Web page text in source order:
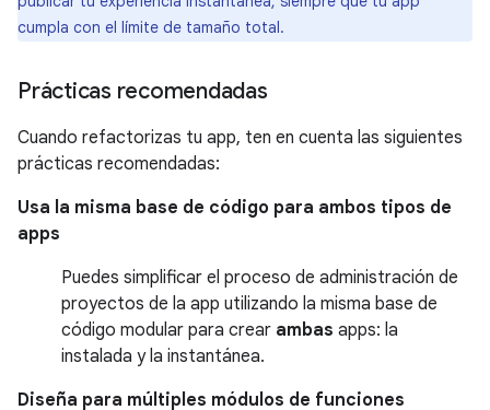
cumpla con el límite de tamaño total.
Prácticas recomendadas
Cuando refactorizas tu app, ten en cuenta las siguientes
prácticas recomendadas:
Usa la misma base de código para ambos tipos de
apps
Puedes simplificar el proceso de administración de
proyectos de la app utilizando la misma base de
código modular para crear ambas apps: la
instalada y la instantánea.
Diseña para múltiples módulos de funciones